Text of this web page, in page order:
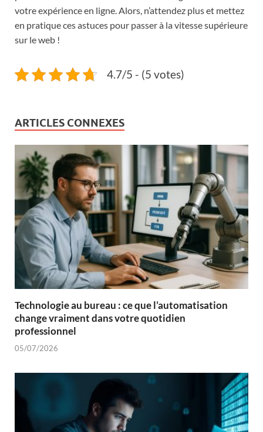
votre expérience en ligne. Alors, n’attendez plus et mettez
en pratique ces astuces pour passer à la vitesse supérieure
sur le web !
4.7/5 - (5 votes)
ARTICLES CONNEXES
Technologie au bureau : ce que l’automatisation
change vraiment dans votre quotidien
professionnel
05/07/2026